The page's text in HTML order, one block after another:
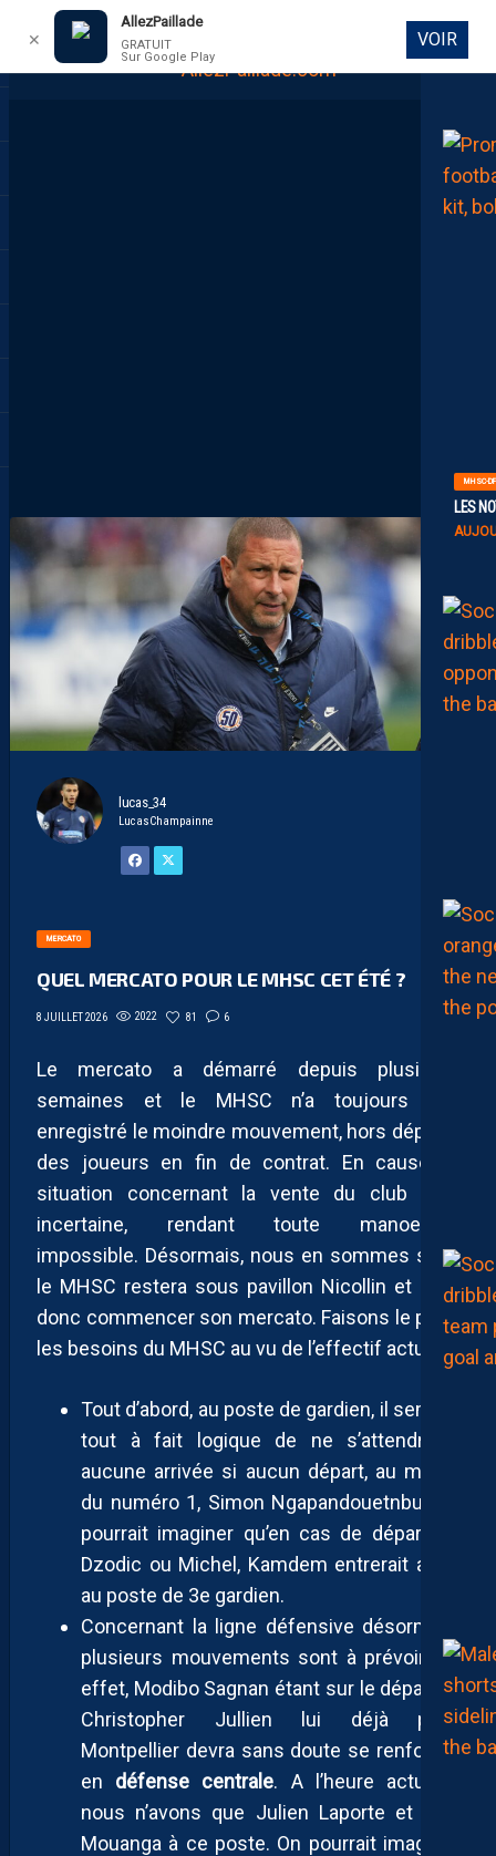
DIRECT
MHSC-
LES
lucas_34
LucasChampainne
MERCATO
QUEL MERCATO POUR LE MHSC CET ÉTÉ ?
8 JUILLET 2026 2022 81 6
Le mercato a démarré depuis plusieurs
semaines et le MHSC n’a toujours pas
enregistré le moindre mouvement, hors départs
des joueurs en fin de contrat. En cause, la
situation concernant la vente du club était
incertaine, rendant toute manoeuvre
impossible. Désormais, nous en sommes sûrs,
le MHSC restera sous pavillon Nicollin et peut
donc commencer son mercato. Faisons le point
les besoins du MHSC au vu de l’effectif actuel.
Tout d’abord, au poste de gardien, il semble
tout à fait logique de ne s’attendre à
aucune arrivée si aucun départ, au moins
du numéro 1, Simon Ngapandouetnbu. On
pourrait imaginer qu’en cas de départ de
Dzodic ou Michel, Kamdem entrerait alors
au poste de 3e gardien.
Concernant la ligne défensive désormais,
plusieurs mouvements sont à prévoir. En
effet, Modibo Sagnan étant sur le départ et
Christopher Jullien lui déjà parti,
Montpellier devra sans doute se renforcer
en défense centrale. A l’heure actuelle,
nous n’avons que Julien Laporte et Yaël
Mouanga à ce poste. On pourrait imaginer
✕
AllezPaillade
GRATUIT
Sur Google Play
VOIR